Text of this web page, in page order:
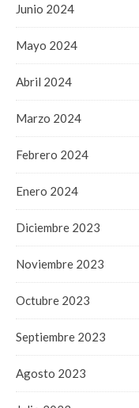
Junio 2024
Mayo 2024
Abril 2024
Marzo 2024
Febrero 2024
Enero 2024
Diciembre 2023
Noviembre 2023
Octubre 2023
Septiembre 2023
Agosto 2023